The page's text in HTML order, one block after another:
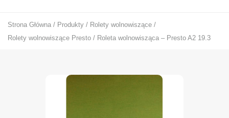
Strona Główna / Produkty / Rolety wolnowiszące /
Rolety wolnowiszące Presto / Roleta wolnowisząca – Presto A2 19.3